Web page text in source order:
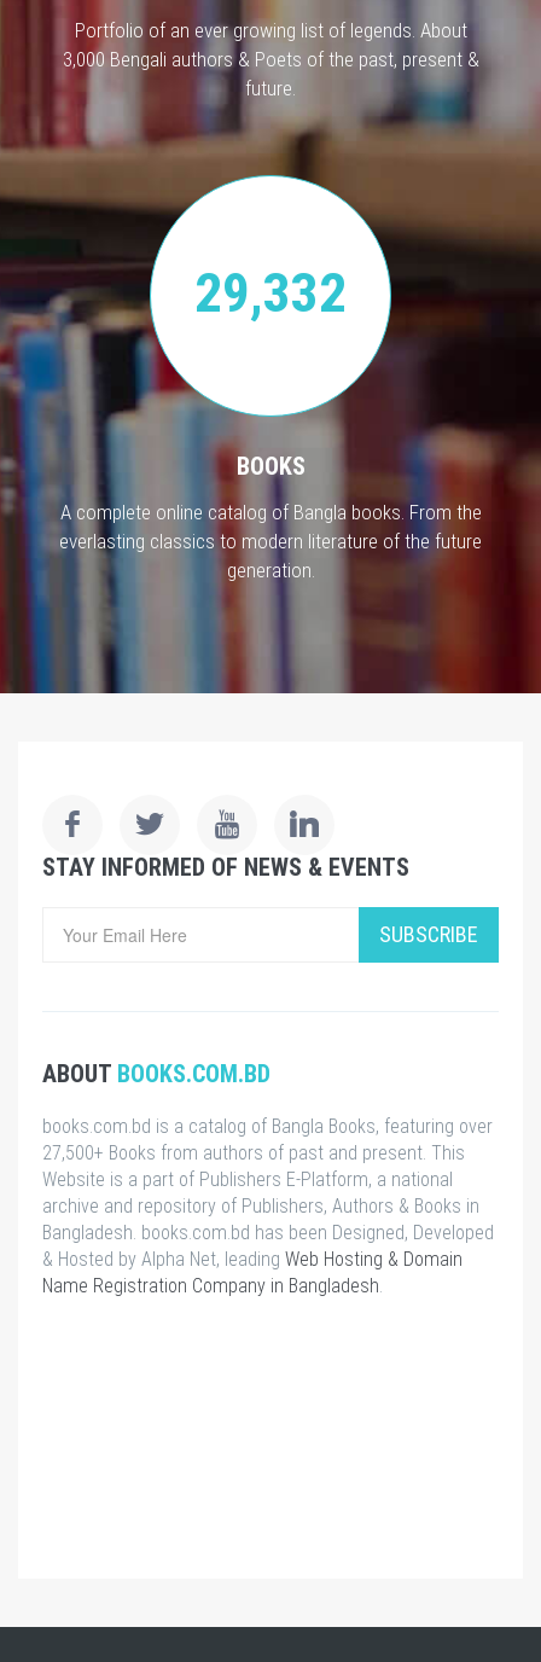
Portfolio of an ever growing list of legends. About
3,000 Bengali authors & Poets of the past, present &
future.
29,332
BOOKS
A complete online catalog of Bangla books. From the
everlasting classics to modern literature of the future
generation.
STAY INFORMED OF NEWS & EVENTS
SUBSCRIBE
ABOUT BOOKS.COM.BD
books.com.bd is a catalog of Bangla Books, featuring over
27,500+ Books from authors of past and present. This
Website is a part of Publishers E-Platform, a national
archive and repository of Publishers, Authors & Books in
Bangladesh. books.com.bd has been Designed, Developed
& Hosted by Alpha Net, leading Web Hosting & Domain
Name Registration Company in Bangladesh.